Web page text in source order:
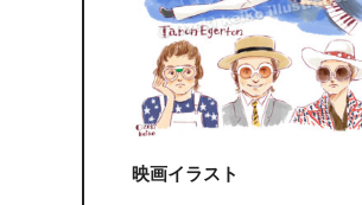
映画イラスト